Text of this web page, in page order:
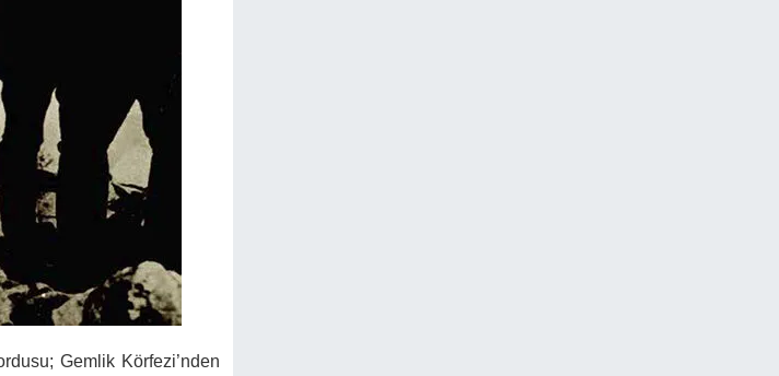
Gemlik Körfezi’nden